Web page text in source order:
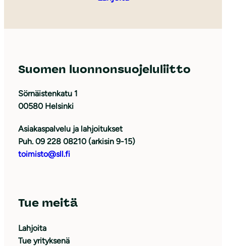
Suomen luonnonsuojeluliitto
Sörnäistenkatu 1
00580 Helsinki
Asiakaspalvelu ja lahjoitukset
Puh. 09 228 08210 (arkisin 9-15)
toimisto@sll.fi
Tue meitä
Lahjoita
Tue yrityksenä